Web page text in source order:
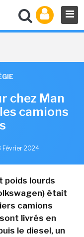
chez Man
camions
Février 2024
poids lourds
était
camions
livrés en
le diesel, un